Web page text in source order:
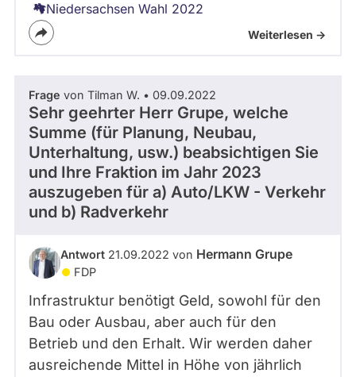
Niedersachsen Wahl 2022
Weiterlesen ->
Frage von Tilman W. • 09.09.2022
Sehr geehrter Herr Grupe, welche
Summe (für Planung, Neubau,
Unterhaltung, usw.) beabsichtigen Sie
und Ihre Fraktion im Jahr 2023
auszugeben für a) Auto/LKW - Verkehr
und b) Radverkehr
Antwort 21.09.2022 von Hermann Grupe
FDP
Infrastruktur benötigt Geld, sowohl für den
Bau oder Ausbau, aber auch für den
Betrieb und den Erhalt. Wir werden daher
ausreichende Mittel in Höhe von jährlich